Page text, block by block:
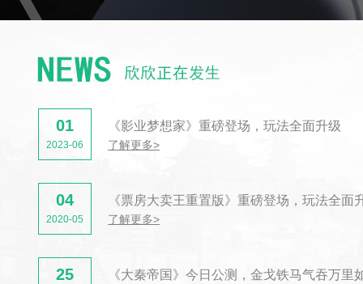
01
2023-06
《影业梦想家》重磅登场，玩法全面升级
了解更多>
04
2020-05
《票房大卖王重置版》重磅登场，玩法全面
了解更多>
25 《大秦帝国》今日公测，金戈铁马气吞万里